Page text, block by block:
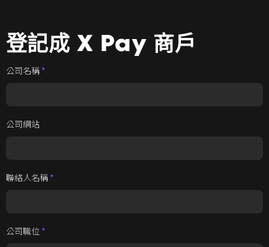
登記成 X Pay 商戶
公司名稱 *
公司網站
聯絡人名稱 *
公司職位 *